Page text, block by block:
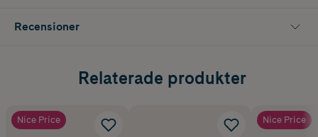
Recensioner
Relaterade produkter
Nice Price Nice Price